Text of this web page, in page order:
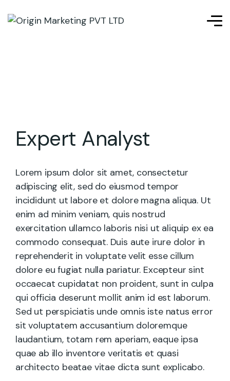
Expert Analyst
Lorem ipsum dolor sit amet, consectetur
adipiscing elit, sed do eiusmod tempor
incididunt ut labore et dolore magna aliqua. Ut
enim ad minim veniam, quis nostrud
exercitation ullamco laboris nisi ut aliquip ex ea
commodo consequat. Duis aute irure dolor in
reprehenderit in voluptate velit esse cillum
dolore eu fugiat nulla pariatur. Excepteur sint
occaecat cupidatat non proident, sunt in culpa
qui officia deserunt mollit anim id est laborum.
Sed ut perspiciatis unde omnis iste natus error
sit voluptatem accusantium doloremque
laudantium, totam rem aperiam, eaque ipsa
quae ab illo inventore veritatis et quasi
architecto beatae vitae dicta sunt explicabo.